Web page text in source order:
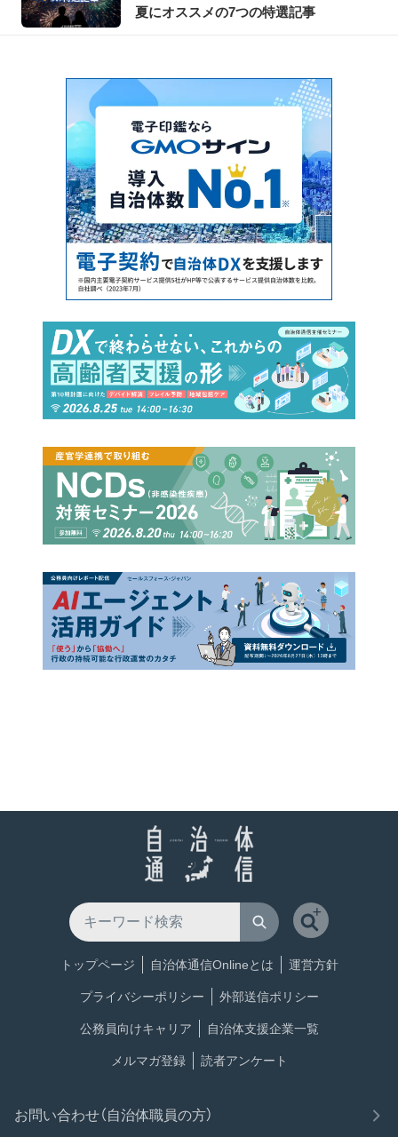
夏にオススメの7つの特選記事
トップページ 自治体通信Onlineとは 運営方針
プライバシーポリシー 外部送信ポリシー
公務員向けキャリア 自治体支援企業一覧
メルマガ登録 読者アンケート
お問い合わせ（自治体職員の方）